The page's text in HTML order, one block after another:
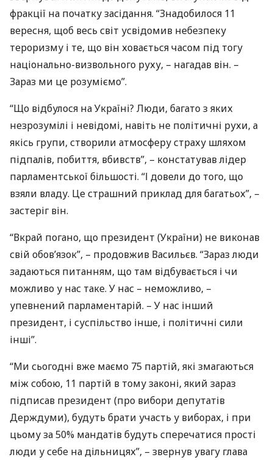
фракції на початку засідання. “Знадобилося 11
вересня, щоб весь світ усвідомив небезпеку
тероризму і те, що він ховається часом під тогу
національно-визвольного руху, – нагадав він. –
Зараз ми це розуміємо”.
“Що відбулося на Україні? Люди, багато з яких
незрозумілі і невідомі, навіть не політичні рухи, а
якісь групи, створили атмосферу страху шляхом
підпалів, побиття, вбивств”, – констатував лідер
парламентської більшості. “І довели до того, що
взяли владу. Це страшний приклад для багатьох”, –
застеріг він.
“Вкрай погано, що президент (України) не виконав
свій обов’язок”, – продовжив Васильєв. “Зараз люди
задаються питанням, що там відбувається і чи
можливо у нас таке. У нас – неможливо, –
упевнений парламентарій. – У нас інший
президент, і суспільство інше, і політичні сили
інші”.
“Ми сьогодні вже маємо 75 партій, які змагаються
між собою, 11 партій в тому законі, який зараз
підписав президент (про вибори депутатів
Держдуми), будуть брати участь у виборах, і при
цьому за 50% мандатів будуть сперечатися прості
люди у себе на дільницях”, – звернув увагу глава